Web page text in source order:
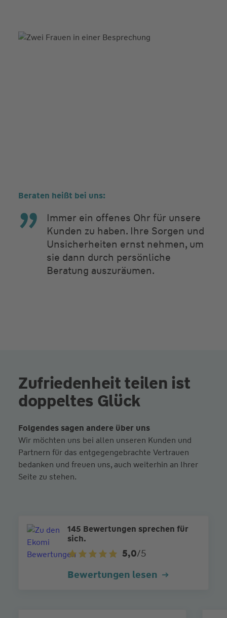
Beraten heißt bei uns:
Immer ein offenes Ohr für unsere
Kunden zu haben. Ihre Sorgen und
Unsicherheiten ernst nehmen, um
sie dann durch persönliche
Beratung auszuräumen.
Zufriedenheit teilen ist
doppeltes Glück
Folgendes sagen andere über uns
Wir möchten uns bei allen unseren Kunden und
Partnern für das entgegengebrachte Vertrauen
bedanken und freuen uns, auch weiterhin an Ihrer
Seite zu stehen.
145 Bewertungen sprechen für
sich.
5,0/5
Bewertungen lesen